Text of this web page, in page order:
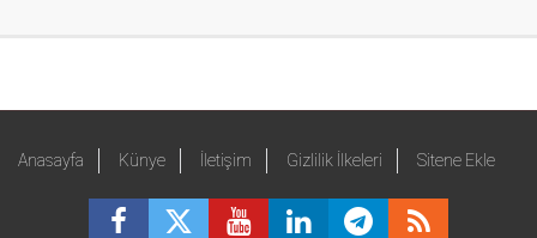
Anasayfa Künye İletişim Gizlilik İlkeleri Sitene Ekle